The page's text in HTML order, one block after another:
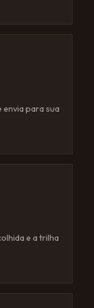
para sua
e a trilha